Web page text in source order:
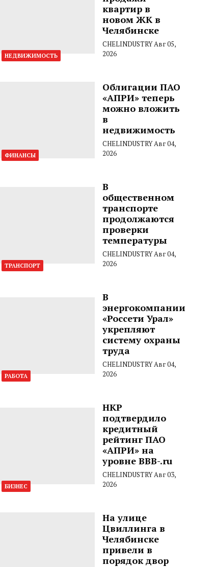
НЕДВИЖИМОСТЬ
квартир в
новом ЖК в
Челябинске
CHELINDUSTRYАвг 05,
2026
ФИНАНСЫ
Облигации ПАО
«АПРИ» теперь
можно вложить
в
недвижимость
CHELINDUSTRYАвг 04,
2026
ТРАНСПОРТ
В
общественном
транспорте
продолжаются
проверки
температуры
CHELINDUSTRYАвг 04,
2026
РАБОТА
В
энергокомпании
«Россети Урал»
укрепляют
систему охраны
труда
CHELINDUSTRYАвг 04,
2026
БИЗНЕС
НКР
подтвердило
кредитный
рейтинг ПАО
«АПРИ» на
уровне BBB-.ru
CHELINDUSTRYАвг 03,
2026
На улице
Цвиллинга в
Челябинске
привели в
порядок двор